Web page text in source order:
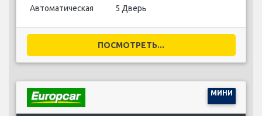
Автоматическая 5 Дверь
ПОСМОТРЕТЬ...
МИНИ